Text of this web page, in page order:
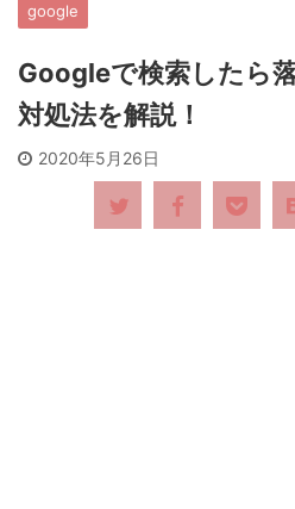
google
Googleで検索したら
対処法を解説！
2020年5月26日